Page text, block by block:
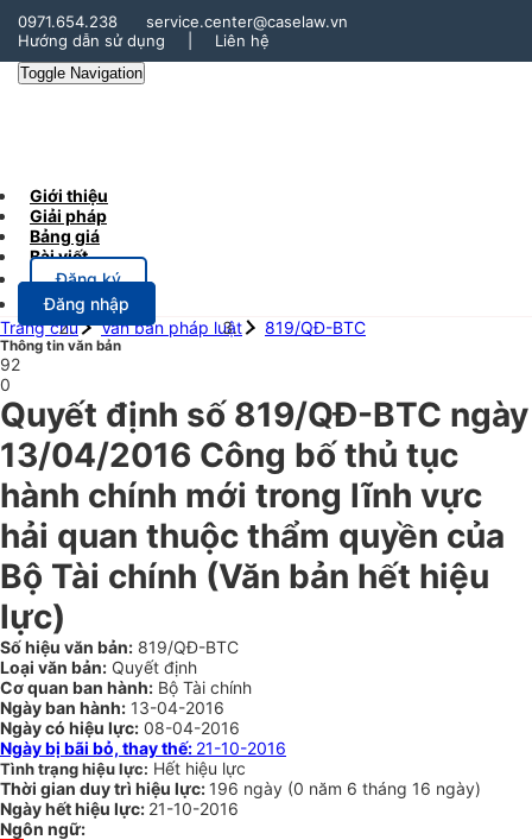
0971.654.238
service.center@caselaw.vn
Hướng dẫn sử dụng
Liên hệ
Toggle Navigation
Giới thiệu
Giải pháp
Bảng giá
Bài viết
Đăng ký
Đăng nhập
Trang chủ
Văn bản pháp luật 819/QĐ-BTC
Thông tin văn bản
92
0
Quyết định số 819/QĐ-BTC ngày
13/04/2016 Công bố thủ tục
hành chính mới trong lĩnh vực
hải quan thuộc thẩm quyền của
Bộ Tài chính (Văn bản hết hiệu
lực)
Số hiệu văn bản: 819/QĐ-BTC
Loại văn bản: Quyết định
Cơ quan ban hành: Bộ Tài chính
Ngày ban hành: 13-04-2016
Ngày có hiệu lực: 08-04-2016
Ngày bị bãi bỏ, thay thế: 21-10-2016
Tình trạng hiệu lực: Hết hiệu lực
Thời gian duy trì hiệu lực: 196 ngày (0 năm 6 tháng 16 ngày)
Ngày hết hiệu lực: 21-10-2016
Ngôn ngữ: